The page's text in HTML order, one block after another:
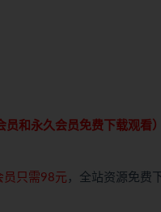
员和永久会员免费下载
员只需98元 ，全站资源免费